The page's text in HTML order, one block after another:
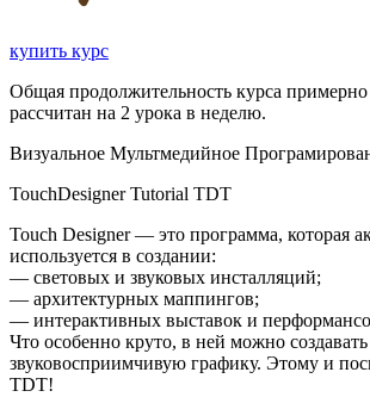
купить курс
Общая продолжительность курса
рассчитан на 2 урока в неделю.
Визуальное Мультмедийное
TouchDesigner Tutorial TDT
Touch Designer — это программа, которая
используется в создании:
— световых и звуковых инсталляций;
— архитектурных маппингов;
— интерактивных выставок и
Что особенно круто, в ней можно
звуковосприимчивую графику. Этому и
TDT!